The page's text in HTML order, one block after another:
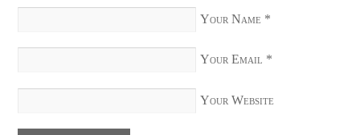
Your Name *
Your Email *
Your Website